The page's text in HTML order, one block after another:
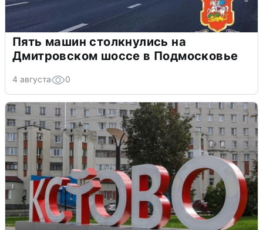
Пять машин столкнулись на
Дмитровском шоссе в Подмосковье
4 августа 0